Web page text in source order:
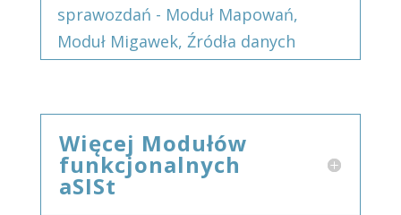
sprawozdań - Moduł Mapowań,
Moduł Migawek, Źródła danych
Więcej Modułów
funkcjonalnych
aSISt